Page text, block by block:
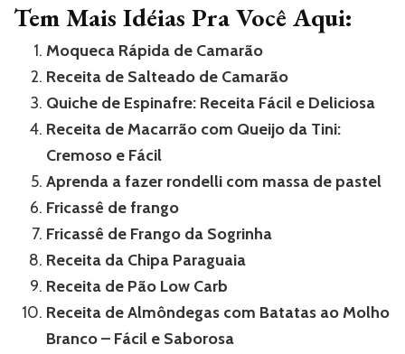
Tem Mais Idéias Pra Você Aqui:
Moqueca Rápida de Camarão
Receita de Salteado de Camarão
Quiche de Espinafre: Receita Fácil e Deliciosa
Receita de Macarrão com Queijo da Tini:
Cremoso e Fácil
Aprenda a fazer rondelli com massa de pastel
Fricassê de frango
Fricassê de Frango da Sogrinha
Receita da Chipa Paraguaia
Receita de Pão Low Carb
Receita de Almôndegas com Batatas ao Molho
Branco – Fácil e Saborosa